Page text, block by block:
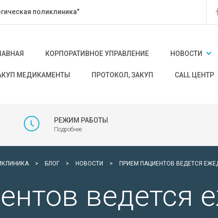
поликлиника"
КОРПОРАТИВНОЕ УПРАВЛЕНИЕ НОВОСТИ
МЕДИКАМЕНТЫ ПРОТОКОЛ, ЗАКУП CALL ЦЕНТР
РЕЖИМ РАБОТЫ
Подробнее
> БЛОГ > НОВОСТИ > ПРИЕМ ПАЦИЕНТОВ ВЕДЕТСЯ
ведется